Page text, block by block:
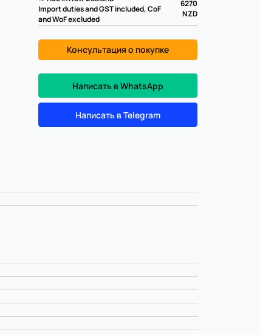
Import duties and GST included, CoF
and WoF excluded
6270
NZD
Консультация о покупке
Написать в WhatsApp
Написать в Telegram